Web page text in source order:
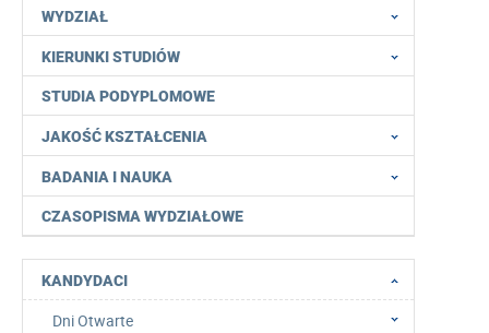
WYDZIAŁ
KIERUNKI STUDIÓW
STUDIA PODYPLOMOWE
JAKOŚĆ KSZTAŁCENIA
BADANIA I NAUKA
CZASOPISMA WYDZIAŁOWE
KANDYDACI
Dni Otwarte